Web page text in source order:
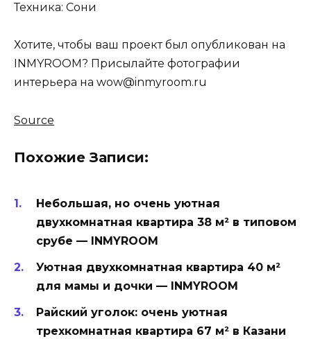
Техника: Сони
Хотите, чтобы ваш проект был опубликован на
INMYROOM? Присылайте фотографии
интерьера на wow@inmyroom.ru
Source
Похожие Записи:
Небольшая, но очень уютная
двухкомнатная квартира 38 м² в типовом
срубе — INMYROOM
Уютная двухкомнатная квартира 40 м²
для мамы и дочки — INMYROOM
Райский уголок: очень уютная
трехкомнатная квартира 67 м² в Казани